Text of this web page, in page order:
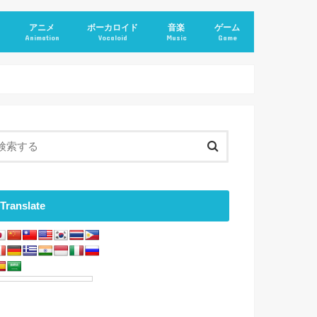
アニメ
Animation
ボーカロイド
Vocaloid
音楽
Music
ゲーム
Game
Translate